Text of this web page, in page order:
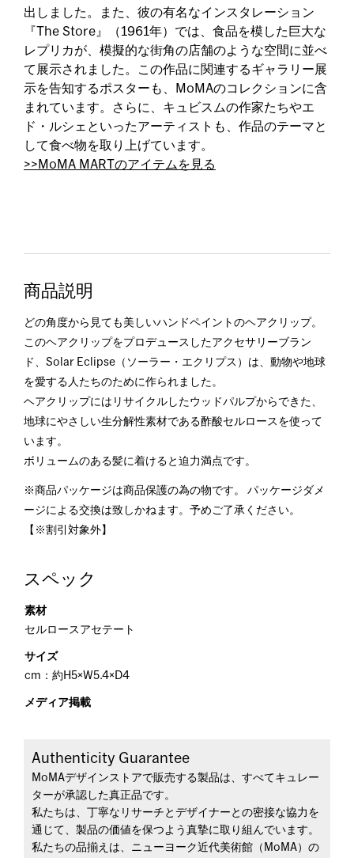
出しました。また、彼の有名なインスタレーション
『The Store』（1961年）では、食品を模した巨大な
レプリカが、模擬的な街角の店舗のような空間に並べ
て展示されました。この作品に関連するギャラリー展
示を告知するポスターも、MoMAのコレクションに含
まれています。さらに、キュビスムの作家たちやエ
ド・ルシェといったアーティストも、作品のテーマと
して食べ物を取り上げています。
>>MoMA MARTのアイテムを見る
商品説明
どの角度から見ても美しいハンドペイントのヘアクリップ。
このヘアクリップをプロデュースしたアクセサリーブラン
ド、Solar Eclipse（ソーラー・エクリプス）は、動物や地球
を愛する人たちのために作られました。
ヘアクリップにはリサイクルしたウッドパルプからできた、
地球にやさしい生分解性素材である酢酸セルロースを使って
います。
ボリュームのある髪に着けると迫力満点です。
※商品パッケージは商品保護の為の物です。 パッケージダメ
ージによる交換は致しかねます。予めご了承ください。
【※割引対象外】
スペック
素材
セルロースアセテート
サイズ
cm：約H5×W5.4×D4
メディア掲載
Authenticity Guarantee
MoMAデザインストアで販売する製品は、すべてキュレー
ターが承認した真正品です。
私たちは、丁寧なリサーチとデザイナーとの密接な協力を
通じて、製品の価値を保つよう真摯に取り組んでいます。
私たちの品揃えは、ニューヨーク近代美術館（MoMA）の